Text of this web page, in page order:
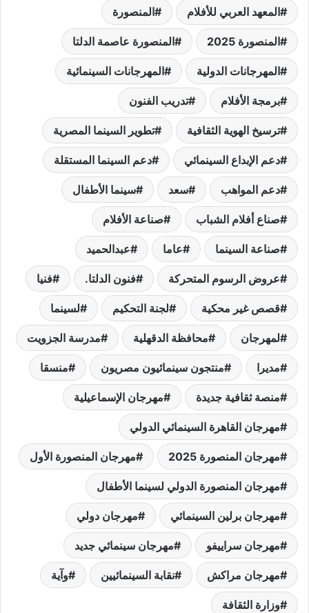
المعهد العربي للأفلام المنصورة
المنصورة 2025 المنصورة عاصمة الدلتا
المهرجانات الدولية المهرجانات السينمائية
برمجة الأفلام تدريب الفنون
ترسيخ الهوية الثقافية تطوير السينما المصرية
دعم الإبداع السينمائي دعم السينما المستقلة
دعم المواهب سعد سينما الأطفال
صناع أفلام الشباب صناعة الأفلام
صناعة السينما عاما عبدالحميد
عروض الرسوم المتحركة فنون الدلتا. فنيا
قصص غير محكية لجنة التحكيم لسينما
لمهرجان محافظة الدقهلية مدرسة الجزويت
مديرا منتجون سينمائيون مصريون منسقا
منصة ثقافية جديدة مهرجان الإسماعيلية
مهرجان القاهرة السينمائي الدولي
مهرجان المنصورة 2025 مهرجان المنصورة الأول
مهرجان المنصورة الدولي لسينما الأطفال
مهرجان برلين السينمائي مهرجان دولي
مهرجان سراييفو مهرجان سينمائي جديد
مهرجان مراكش نقابة السينمائيين وآية
وزارة الثقافة